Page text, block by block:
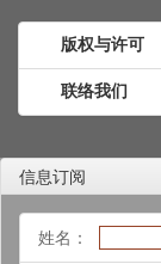
版权与许可
联络我们
信息订阅
姓名：